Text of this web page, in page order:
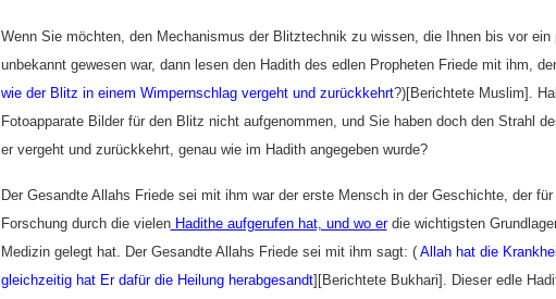
Wenn Sie möchten, den Mechanismus der Blitztechnik zu wissen, die Ihnen bis vor ein
unbekannt gewesen war, dann lesen den Hadith des edlen Propheten Friede mit ihm,
wie der Blitz in einem Wimpernschlag vergeht und zurückkehrt?)[Berichtete Muslim].
Fotoapparate Bilder für den Blitz nicht aufgenommen, und Sie haben doch den Strahl
er vergeht und zurückkehrt, genau wie im Hadith angegeben wurde?
Der Gesandte Allahs Friede sei mit ihm war der erste Mensch in der Geschichte, der für
Forschung durch die vielenHadithe aufgerufen hat, und wo erdie wichtigsten
Medizin gelegt hat. Der Gesandte Allahs Friede sei mit ihm sagt: ( Allah hat die
gleichzeitig hat Er dafür die Heilung herabgesandt][Berichtete Bukhari]. Dieser edle